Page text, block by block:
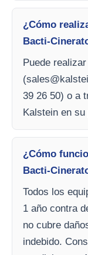
¿Cómo
Bacti-
Puede
(
39 26 50) o a
Kalstein en su
¿Cómo
Bacti-
Todos los
1 año contra
no cubre
indebido.